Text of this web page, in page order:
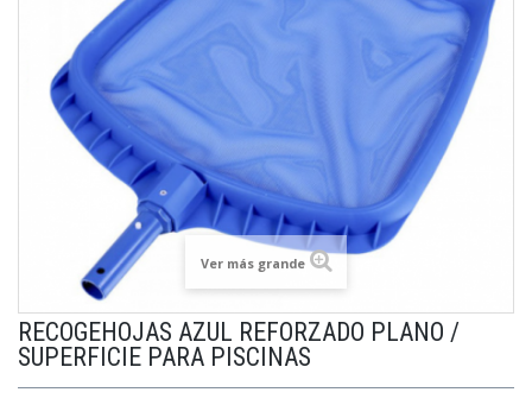
Ver más grande
RECOGEHOJAS AZUL REFORZADO PLANO /
SUPERFICIE PARA PISCINAS